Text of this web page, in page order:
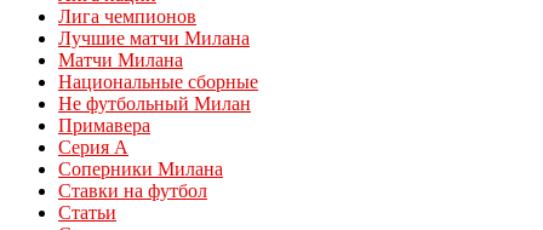
Лига чемпионов
Лучшие матчи Милана
Матчи Милана
Национальные сборные
Не футбольный Милан
Примавера
Серия А
Соперники Милана
Ставки на футбол
Статьи